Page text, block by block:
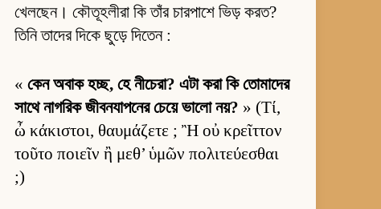
খেলছেন। কৌতূহলীরা কি তাঁর চারপাশে ভিড় করত?
তিনি তাদের দিকে ছুড়ে দিতেন :
«কেন অবাক হচ্ছ, হে নীচেরা? এটা করা কি তোমাদের
সাথে নাগরিক জীবনযাপনের চেয়ে ভালো নয়? » (Τί,
ὦ κάκιστοι, θαυμάζετε ; Ἢ οὐ κρεῖττον
τοῦτο ποιεῖν ἢ μεθ’ ὑμῶν πολιτεύεσθαι
;)